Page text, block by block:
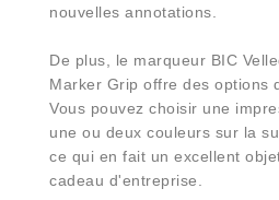
nouvelles annotations.
De plus, le marqueur BIC
Marker Grip offre des options
Vous pouvez choisir une
une ou deux couleurs sur la
ce qui en fait un excellent
cadeau d'entreprise.